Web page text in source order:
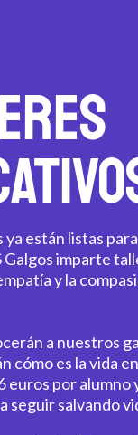
ya están listas
Galgos imparte
y la
a nuestros
cómo es la vida
euros por alumno
seguir salvando